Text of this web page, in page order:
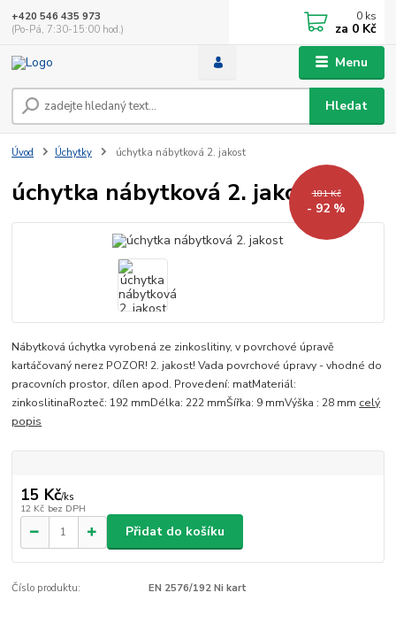
Menu
Hledat
+420 546 435 973
(Po-Pá, 7:30-15:00 hod.)
0 ks
za 0 Kč
Úvod Úchytky úchytka nábytková 2. jakost
úchytka nábytková 2. jakost181 Kč
- 92 %
Nábytková úchytka vyrobená ze zinkoslitiny, v povrchové úpravě
kartáčovaný nerez POZOR! 2. jakost! Vada povrchové úpravy - vhodné do
pracovních prostor, dílen apod. Provedení: matMateriál:
zinkoslitinaRozteč: 192 mmDélka: 222 mmŠířka: 9 mmVýška : 28 mm celý
popis
15 Kč/ks
12 Kč bez DPH
Přidat do košíku
Číslo produktu: EN 2576/192 Ni kart